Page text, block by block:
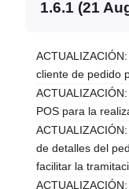
1.6.1 (21
cliente de pedido
POS para la
de detalles del
facilitar la